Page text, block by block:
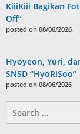
KiiiKiii Bagikan
Off”
posted on 08/06/2026
Hyoyeon, Yuri,
SNSD “HyoRiSoo”
posted on 08/06/2026
for: